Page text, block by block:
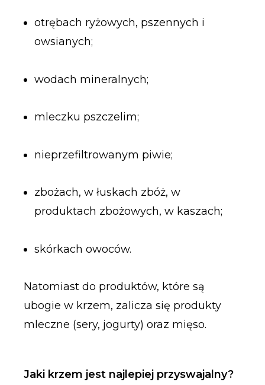
otrębach ryżowych, pszennych i
owsianych;
wodach mineralnych;
mleczku pszczelim;
nieprzefiltrowanym piwie;
zbożach, w łuskach zbóż, w
produktach zbożowych, w kaszach;
skórkach owoców.
Natomiast do produktów, które są
ubogie w krzem, zalicza się produkty
mleczne (sery, jogurty) oraz mięso.
Jaki krzem jest najlepiej przyswajalny?